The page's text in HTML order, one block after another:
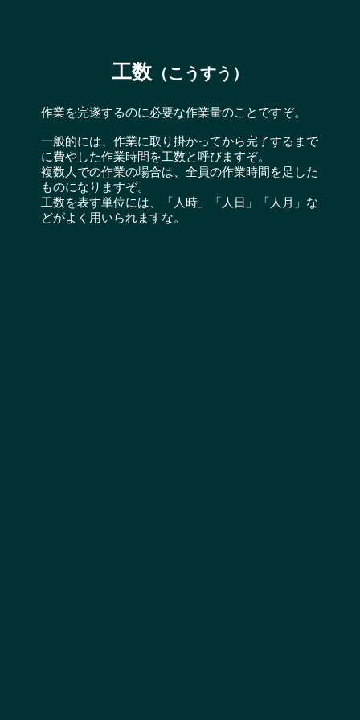
工数 （こうすう）
作業を完遂するのに必要な作業量のことですぞ。
一般的には、作業に取り掛かってから完了するまで
に費やした作業時間を工数と呼びますぞ。
複数人での作業の場合は、全員の作業時間を足した
ものになりますぞ。
工数を表す単位には、「人時」「人日」「人月」な
どがよく用いられますな。